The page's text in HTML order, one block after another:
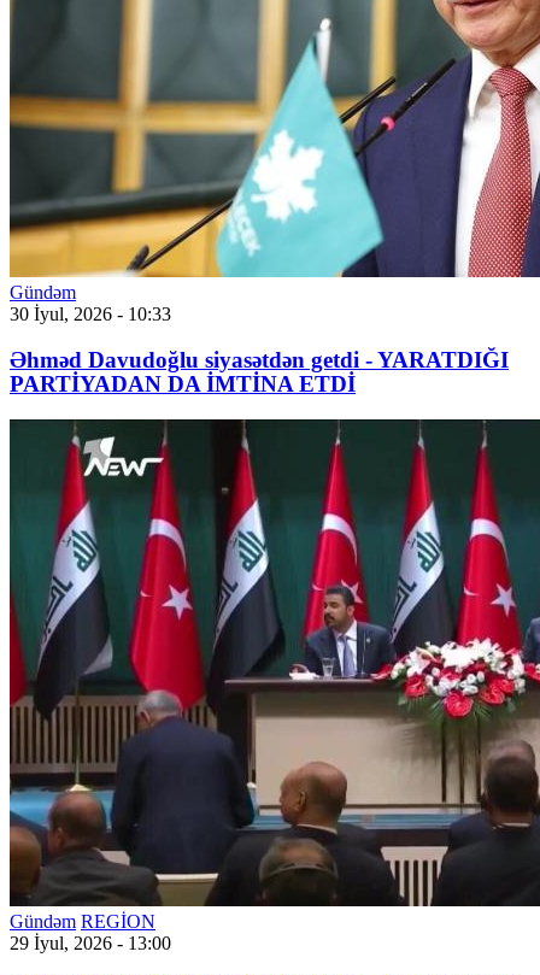
Gündəm
30 İyul, 2026 - 10:33
Əhməd Davudoğlu siyasətdən getdi - YARATDIĞI
PARTİYADAN DA İMTİNA ETDİ
Gündəm REGİON
29 İyul, 2026 - 13:00